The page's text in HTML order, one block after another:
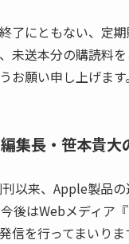
了にともない、定
未送本分の購読料
お願い申し上げます
集長・笹本貴大
以来、Apple製品
後はWebメディア
信を行ってまいり